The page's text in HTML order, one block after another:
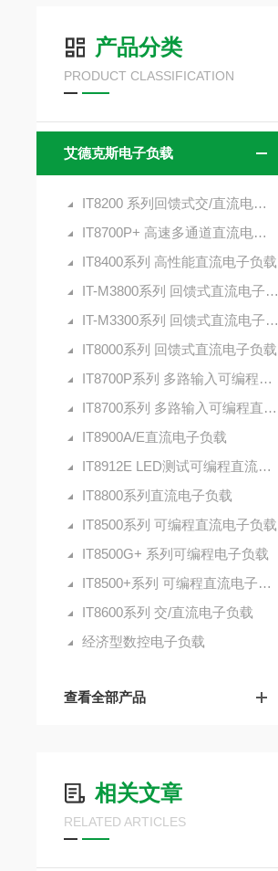
产品分类
PRODUCT CLASSIFICATION
艾德克斯电子负载
IT8200 系列回馈式交/直流电子负载
IT8700P+ 高速多通道直流电子负载
IT8400系列 高性能直流电子负载
IT-M3800系列 回馈式直流电子负载
IT-M3300系列 回馈式直流电子负载
IT8000系列 回馈式直流电子负载
IT8700P系列 多路输入可编程直流电子负载
IT8700系列 多路输入可编程直流电子负载
IT8900A/E直流电子负载
IT8912E LED测试可编程直流电子负载
IT8800系列直流电子负载
IT8500系列 可编程直流电子负载
IT8500G+ 系列可编程电子负载
IT8500+系列 可编程直流电子负载
IT8600系列 交/直流电子负载
经济型数控电子负载
查看全部产品
相关文章
RELATED ARTICLES